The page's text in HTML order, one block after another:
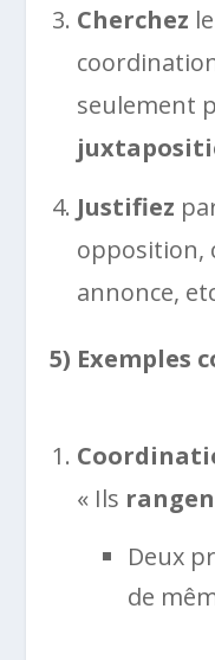
Cherchez le
seulement
Justifiez
opposition,
annonce,
5) Exemples
« Ils
Deux
de